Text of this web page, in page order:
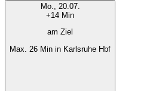
Mo., 20.07.
+14 Min
am Ziel
Max. 26 Min in Karlsruhe Hbf